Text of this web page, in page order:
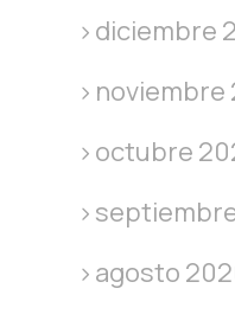
diciembre
noviembre
octubre
agosto